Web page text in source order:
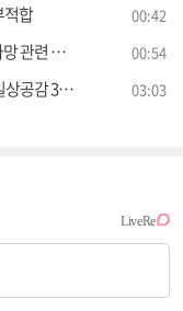
적합 00:42
선 권고 00:54
감 365] 03:03